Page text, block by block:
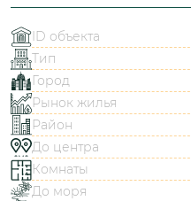
ID объекта
Тип
Город
Рынок жилья
Район
До центра
Комнаты
До моря